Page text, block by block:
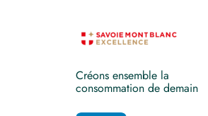
Créons ensemble la
consommation de demain